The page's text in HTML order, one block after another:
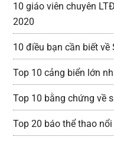
10 giáo viên chuyên
2020
10 điều bạn cần biết
Top 10 cảng biển lớn
Top 10 bằng chứng về
Top 20 báo thể thao